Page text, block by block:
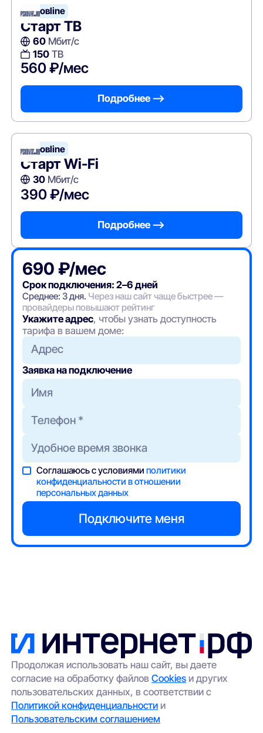
Псковline
Старт ТВ
60Мбит/с
150ТВ
560 ₽/мес
Подробнее —>
Псковline
Старт Wi-Fi
30Мбит/с
390 ₽/мес
Подробнее —>
690 ₽/мес
Срок подключения: 2–6 дней
Среднее: 3 дня. Через наш сайт чаще быстрее —
провайдеры повышают рейтинг
Укажите адрес, чтобы узнать доступность
тарифа в вашем доме:
Адрес
Заявка на подключение
Соглашаюсь с условиямиполитики
конфиденциальности в отношении
персональных данных
Продолжая использовать наш сайт, вы даете
согласие на обработку файловCookies и других
пользовательских данных, в соответствии с
Политикой конфиденциальности и
Пользовательским соглашением